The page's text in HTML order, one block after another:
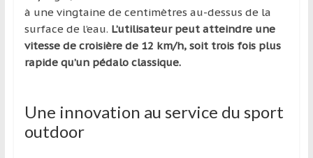
à une vingtaine de centimètres au-dessus de la
surface de l’eau. L’utilisateur peut atteindre une
vitesse de croisière de 12 km/h, soit trois fois plus
rapide qu’un pédalo classique.
Une innovation au service du sport
outdoor